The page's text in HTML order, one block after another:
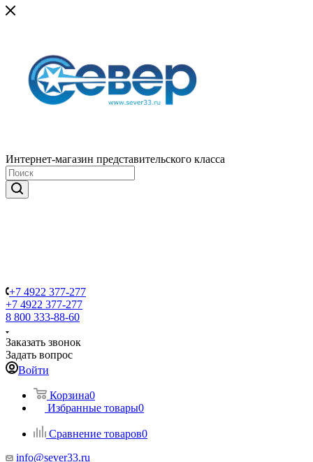
Интернет-магазин представительского класса
+7 4922 377-277
+7 4922 377-277
8 800 333-88-60
Заказать звонок
Задать вопрос
Войти
Корзина0
Избранные товары0
Сравнение товаров0
info@sever33.ru